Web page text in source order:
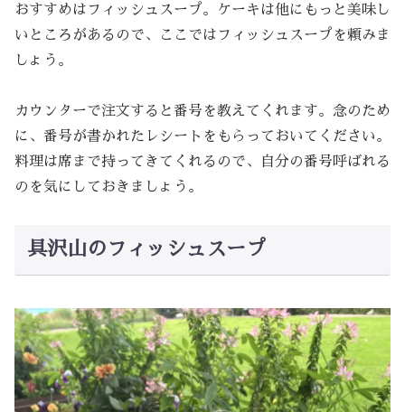
おすすめはフィッシュスープ。ケーキは他にもっと美味し
いところがあるので、ここではフィッシュスープを頼みま
しょう。
カウンターで注文すると番号を教えてくれます。念のため
に、番号が書かれたレシートをもらっておいてください。
料理は席まで持ってきてくれるので、自分の番号呼ばれる
のを気にしておきましょう。
具沢山のフィッシュスープ